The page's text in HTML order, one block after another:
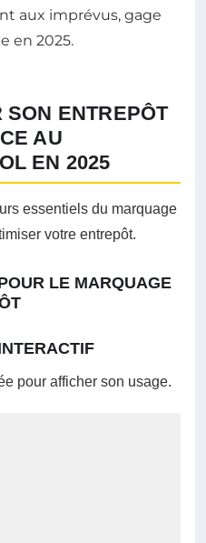
aux imprévus, gage
en 2025.
ENTREPÔT
AU
EN 2025
essentiels du marquage
votre entrepôt.
LE MARQUAGE
pour afficher son usage.